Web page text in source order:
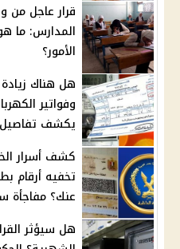
قرار عاجل من
المدارس: ما
الأمور؟
هل هناك
وفواتير
يكشف تفاصيل
كشف أسرار
عنك؟ مفاجأة
هل سيؤثر